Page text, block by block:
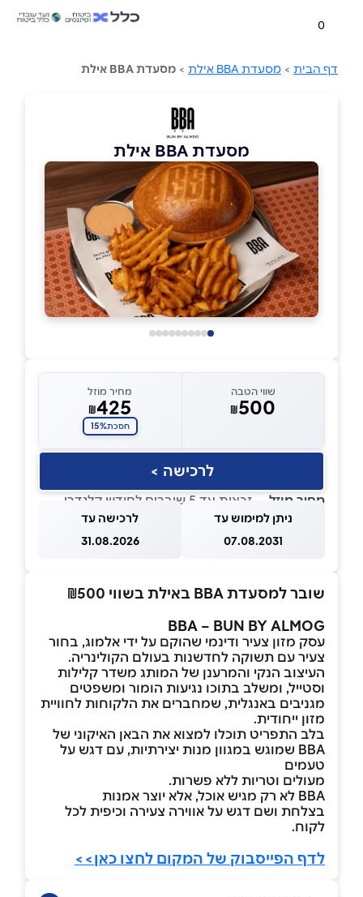
0
דף הבית > מסעדת BBA אילת > מסעדת BBA אילת
מסעדת BBA אילת
שווי הטבה
₪500
מחיר מוזל
₪425
חסכת15%
לרכישה >
מחיר מוזל — זכאות עד 5 שוברים לחודש קלנדרי
ניתן למימוש עד
07.08.2031
לרכישה עד
31.08.2026
שובר למסעדת BBA באילת בשווי ₪500
BBA – BUN BY ALMOG
עסק מזון צעיר ודינמי שהוקם על ידי אלמוג, בחור
צעיר עם תשוקה לחדשנות בעולם הקולינריה.
העיצוב הנקי והמרענן של המותג משדר קלילות
וסטייל, ומשלב בתוכו נגיעות הומור ומשפטים
מגניבים באנגלית, שמחברים את הלקוחות לחוויית
מזון ייחודית.
בלב התפריט תוכלו למצוא את הבאן האיקוני של
BBA שמוגש במגוון מנות יצירתיות, עם דגש על
טעמים
מעולים וטריות ללא פשרות.
BBA לא רק מגיש אוכל, אלא יוצר אמנות
בצלחת ושם דגש על אווירה צעירה וכיפית לכל
לקוח.
לדף הפייסבוק של המקום לחצו כאן>>